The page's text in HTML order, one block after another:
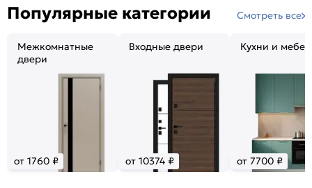
Популярные категории Смотреть все
Межкомнатные
двери
от 1760 ₽
Входные двери
от 10374 ₽
Кухни и
от 7700 ₽